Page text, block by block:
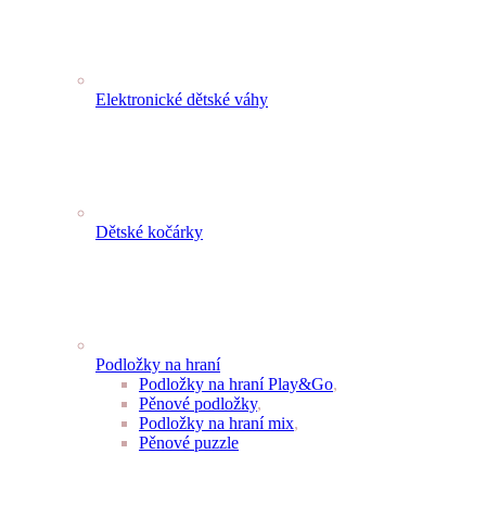
Elektronické dětské váhy
Dětské kočárky
Podložky na hraní
Podložky na hraní Play&Go,
Pěnové podložky,
Podložky na hraní mix,
Pěnové puzzle